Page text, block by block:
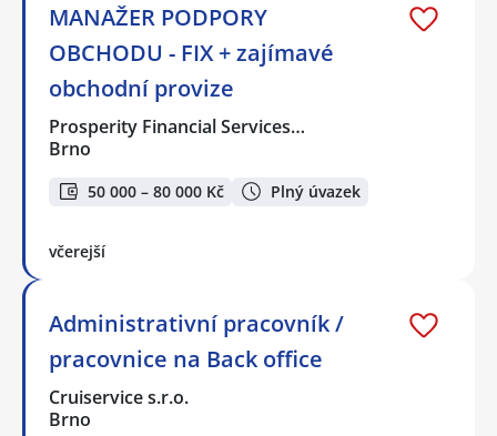
MANAŽER PODPORY
OBCHODU - FIX + zajímavé
obchodní provize
Prosperity Financial Services…
Brno
50 000 – 80 000 Kč Plný úvazek
včerejší
Administrativní pracovník /
pracovnice na Back office
Cruiservice s.r.o.
Brno